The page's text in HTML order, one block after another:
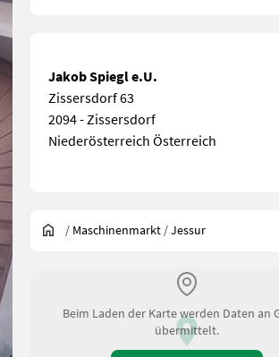
Jakob Spiegl e.U.
Zissersdorf 63
2094 - Zissersdorf
Niederösterreich Österreich
/ Maschinenmarkt /Jessur
Beim Laden der Karte werden Daten an
übermittelt.